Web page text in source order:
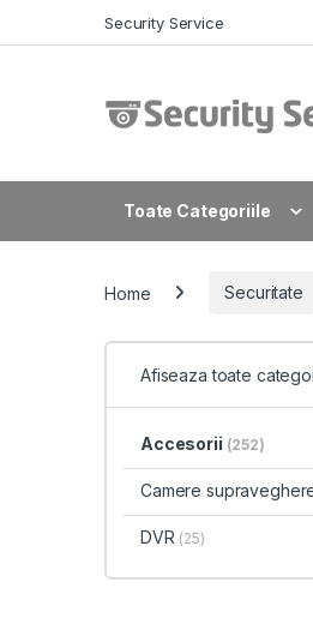
Security Service
Toate Categoriile
Home Securitate
Afiseaza toate
Accesorii (252)
Camere
DVR (25)